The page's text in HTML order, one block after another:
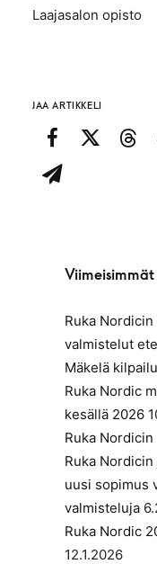
Laajasalon opisto
JAA ARTIKKELI
Ruka
valmistelut
Mäkelä
Ruka Nordic
kesällä 2026
Ruka
Ruka
uusi sopimus
valmisteluja
Ruka Nordic
12.1.2026